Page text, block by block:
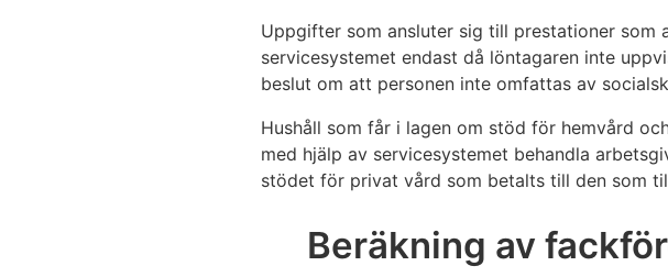
Uppgifter som ansluter sig till prestationer som
servicesystemet endast då löntagaren inte
beslut om att personen inte omfattas av
Hushåll som får i lagen om stöd för hemvård
med hjälp av servicesystemet behandla
stödet för privat vård som betalts till den som
Beräkning av